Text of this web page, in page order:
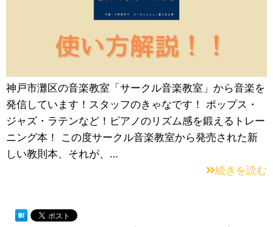
神戸市灘区の音楽教室「サークル音楽教室」から音楽を
発信しています！スタッフのきゃなです！ ポップス・
ジャズ・ラテンなど！ピアノのリズム感を鍛えるトレー
ニング本！ この度サークル音楽教室から発売された新
しい教則本、それが、…
続きを読む